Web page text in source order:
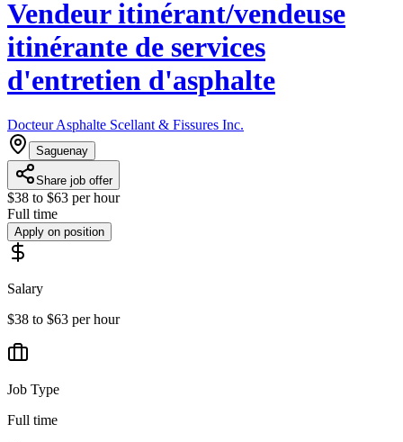
Vendeur itinérant/vendeuse
itinérante de services
d'entretien d'asphalte
Docteur Asphalte Scellant & Fissures Inc.
Saguenay
Share job offer
$38 to $63 per hour
Full time
Apply on position
Salary
$38 to $63 per hour
Job Type
Full time